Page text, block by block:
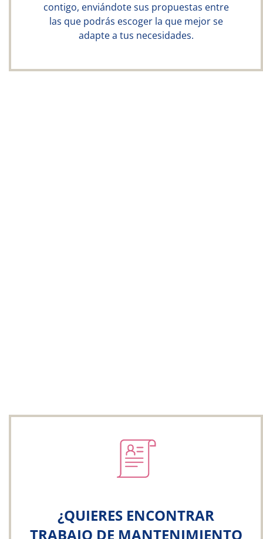
contigo, enviándote sus propuestas entre
las que podrás escoger la que mejor se
adapte a tus necesidades.
¿QUIERES ENCONTRAR
TRABAJO DE MANTENIMIENTO